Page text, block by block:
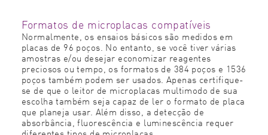
Formatos de microplacas compatíveis
Normalmente, os ensaios básicos são medidos em
placas de 96 poços. No entanto, se você tiver várias
amostras e/ou desejar economizar reagentes
preciosos ou tempo, os formatos de 384 poços e 1536
poços também podem ser usados. Apenas certifique-
se de que o leitor de microplacas multimodo de sua
escolha também seja capaz de ler o formato de placa
que planeja usar. Além disso, a detecção de
absorbância, fluorescência e luminescência requer